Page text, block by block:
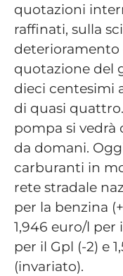
quotazioni
raffinati, sulla
deterioramento
quotazione del
dieci centesimi
di quasi
pompa si
da domani.
carburanti in
rete stradale
per la benzina
1,946 euro/l per
per il Gpl (-2) e
(invariato).